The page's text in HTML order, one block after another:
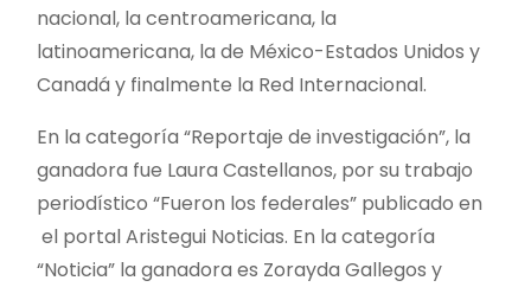
nacional, la centroamericana, la
latinoamericana, la de México-Estados Unidos y
Canadá y finalmente la Red Internacional.
En la categoría “Reportaje de investigación”, la
ganadora fue Laura Castellanos, por su trabajo
periodístico “Fueron los federales” publicado en
el portal Aristegui Noticias. En la categoría
“Noticia” la ganadora es Zorayda Gallegos y